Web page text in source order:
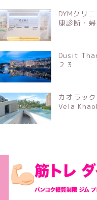
DYMクリ
康診断・
Dusit
２３
カオラッ
Vela